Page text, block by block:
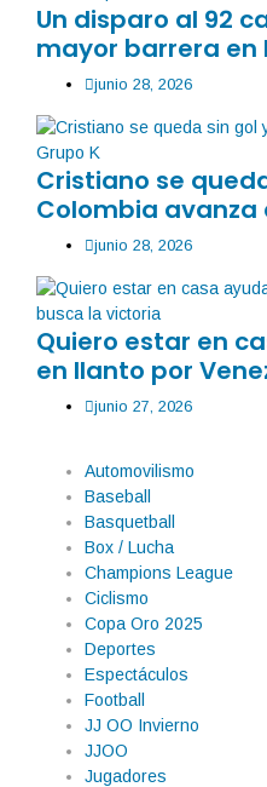
Un disparo al 92
mayor barrera en
junio 28, 2026
Cristiano se
Colombia avanza
junio 28, 2026
Quiero estar en
en llanto por
junio 27, 2026
Automovilismo
Baseball
Basquetball
Box / Lucha
Champions League
Ciclismo
Copa Oro 2025
Deportes
Espectáculos
Football
JJ OO Invierno
JJOO
Jugadores